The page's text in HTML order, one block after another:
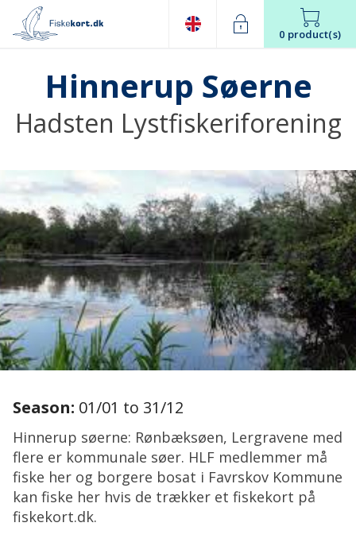
0 product(s)
Hinnerup Søerne
Hadsten Lystfiskeriforening
Season: 01/01 to 31/12
Hinnerup søerne: Rønbæksøen, Lergravene med
flere er kommunale søer. HLF medlemmer må
fiske her og borgere bosat i Favrskov Kommune
kan fiske her hvis de trækker et fiskekort på
fiskekort.dk.